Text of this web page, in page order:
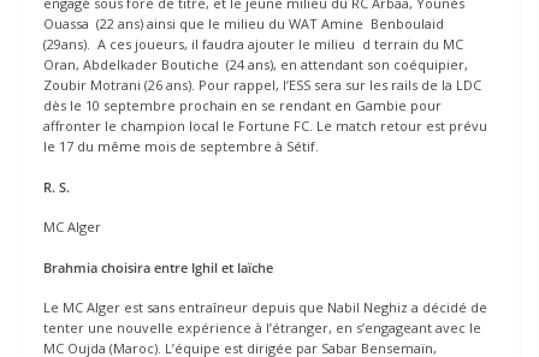
Ouassa (22 ans) ainsi que le milieu du WAT Amine Benboulaid
(29ans). A ces joueurs, il faudra ajouter le milieu d terrain du MC
Oran, Abdelkader Boutiche (24 ans), en attendant son coéquipier,
Zoubir Motrani (26 ans). Pour rappel, l’ESS sera sur les rails de la LDC
dès le 10 septembre prochain en se rendant en Gambie pour
affronter le champion local le Fortune FC. Le match retour est prévu
le 17 du même mois de septembre à Sétif.
R. S.
MC Alger
Brahmia choisira entre Ighil et Iaïche
Le MC Alger est sans entraîneur depuis que Nabil Neghiz a décidé de
tenter une nouvelle expérience à l’étranger, en s’engageant avec le
MC Oujda (Maroc). L’équipe est dirigée par Sabar Bensemaïn,